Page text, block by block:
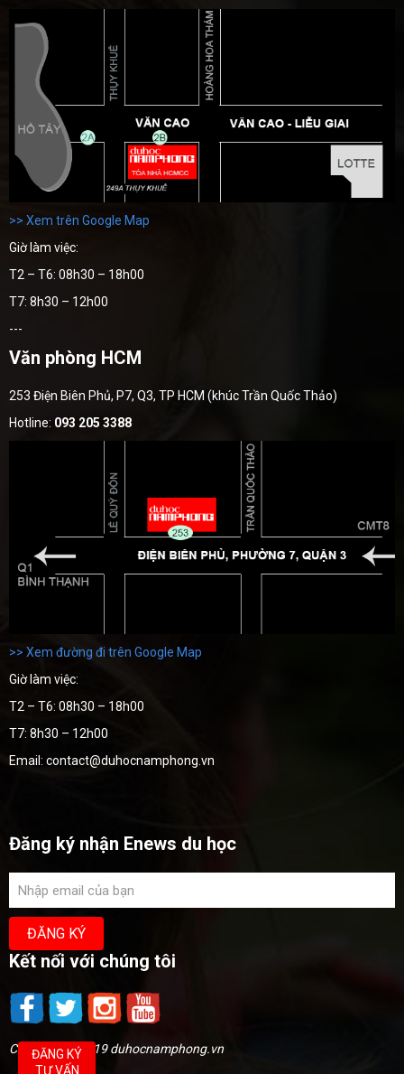
>> Xem trên Google Map
Giờ làm việc:
T2 – T6: 08h30 – 18h00
T7: 8h30 – 12h00
---
Văn phòng HCM
253 Điện Biên Phủ, P7, Q3, TP HCM (khúc Trần Quốc Thảo)
Hotline: 093 205 3388
>> Xem đường đi trên Google Map
Giờ làm việc:
T2 – T6: 08h30 – 18h00
T7: 8h30 – 12h00
Email: contact@duhocnamphong.vn
Đăng ký nhận Enews du học
Kết nối với chúng tôi
Copyright @2019 duhocnamphong.vn
ĐĂNG KÝ
TƯ VẤN